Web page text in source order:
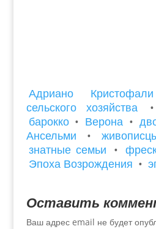
Адриано Кристофали
сельского хозяйства
барокко • Верона •
Ансельми
•
знатные семьи •
Эпоха Возрождения •
Оставить
Ваш адрес email не будет